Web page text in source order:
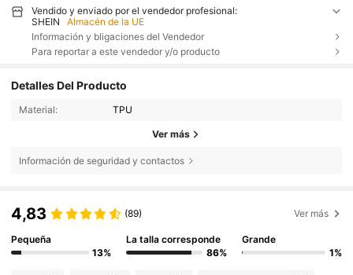
Vendido y enviado por el vendedor profesional:
SHEIN
Almacén de la UE
Información y bligaciones del Vendedor
Para reportar a este vendedor y/o producto
Detalles Del Producto
Material: TPU
Ver más
Información de seguridad y contactos
4,83 (89) Ver más
Pequeña
13%
La talla corresponde
86%
Grande
1%